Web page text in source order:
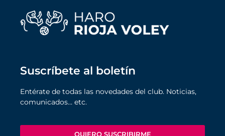
Suscríbete al boletín
Entérate de todas las novedades del club. Noticias,
comunicados… etc.
QUIERO SUSCRIBIRME